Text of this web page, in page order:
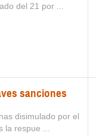
del 21 por ...
sanciones
disimulado por el
respue ...